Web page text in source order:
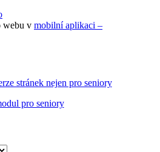
webu v mobilní aplikaci –
stránek nejen pro seniory